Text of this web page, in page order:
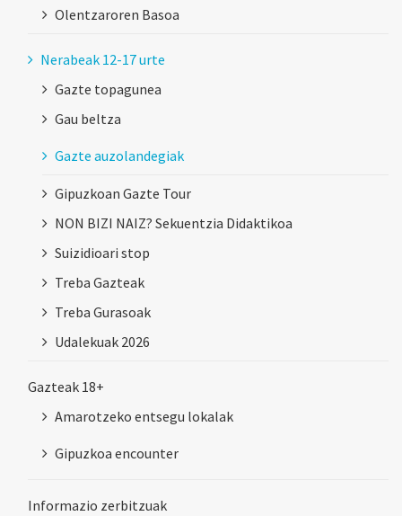
Olentzaroren Basoa
Nerabeak 12-17 urte
Gazte topagunea
Gau beltza
Gazte auzolandegiak
Gipuzkoan Gazte Tour
NON BIZI NAIZ? Sekuentzia Didaktikoa
Suizidioari stop
Treba Gazteak
Treba Gurasoak
Udalekuak 2026
Gazteak 18+
Amarotzeko entsegu lokalak
Gipuzkoa encounter
Informazio zerbitzuak